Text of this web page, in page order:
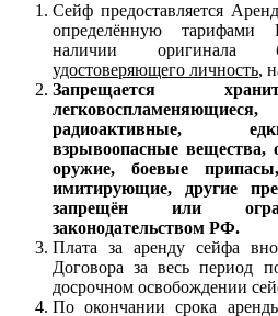
Сейф предоставляется
определённую тарифами
наличии оригинала
удостоверяющего личность,
Запрещается
легковоспламеняющиеся,
радиоактивные,
взрывоопасные вещества,
оружие, боевые
имитирующие, другие
запрещён или
законодательством РФ.
Плата за аренду сейфа
Договора за весь период
досрочном освобождении
По окончании срока